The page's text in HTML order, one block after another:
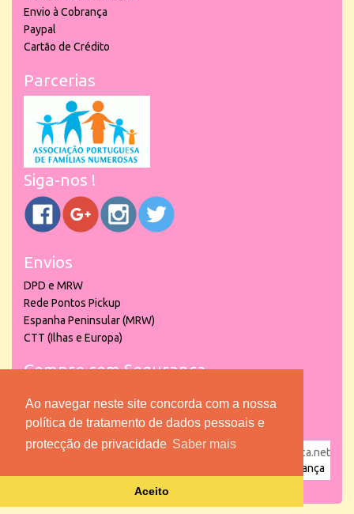
Ao navegar neste site concorda com a nossa
política de tratamento de dados pessoais e
protecção de privacidade Saber mais
Aceito
Envio à Cobrança
Paypal
Cartão de Crédito
Parcerias
Siga-nos !
Envios
DPD e MRW
Rede Pontos Pickup
Espanha Peninsular (MRW)
CTT (Ilhas e Europa)
Compre com Segurança
powered by puber!a | © 2026 Copyright www.lojadacrianca.net
Loja da Criança